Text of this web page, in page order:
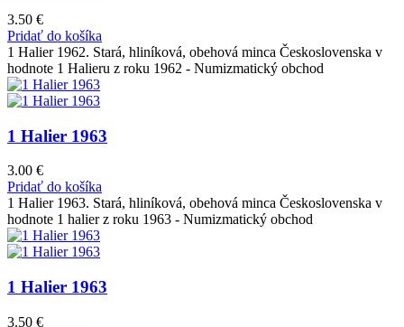
3.50 €
Pridať do košíka
1 Halier 1962. Stará, hliníková, obehová minca Československa v
hodnote 1 Halieru z roku 1962 - Numizmatický obchod
1 Halier 1963
3.00 €
Pridať do košíka
1 Halier 1963. Stará, hliníková, obehová minca Československa v
hodnote 1 halier z roku 1963 - Numizmatický obchod
1 Halier 1963
3.50 €